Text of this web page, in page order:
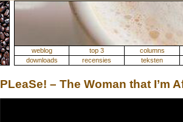
weblog top 3 columns
downloads
recensies teksten
PLeaSe! – The Woman that I’m